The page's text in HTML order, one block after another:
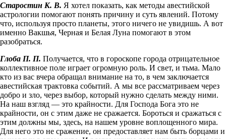
Старостин К. В. Я хотел показать, как методы авестийской
астрологии помогают понять причину и суть явлений. Потому
что, используя просто планеты, этого ничего не увидишь. А вот
именно Вакшья, Черная и Белая Луна помогают в этом
разобраться.
Глоба П. П. Получается, что в гороскопе города отрицательное
коллективное поле играет огромную роль. И свет, и тьма. Мало
кто из вас вчера обращал внимание на то, в чем заключается
авестийская трактовка событий. А мы все рассмат­риваем через
добро и зло, через выбор, который нужно сделать между ними.
На наш взгляд — это крайности. Для Господа Бога это не
крайности, он с этим даже не сражается. Бороться и сражаться с
этим должны мы, здесь, на нашем уровне воплощенного мира.
Для него это не сражение, он предоставляет нам быть борцами и